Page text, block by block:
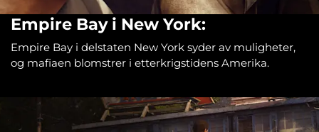
Empire Bay i New York:
Empire Bay i delstaten New York syder av muligheter,
og mafiaen blomstrer i etterkrigstidens Amerika.